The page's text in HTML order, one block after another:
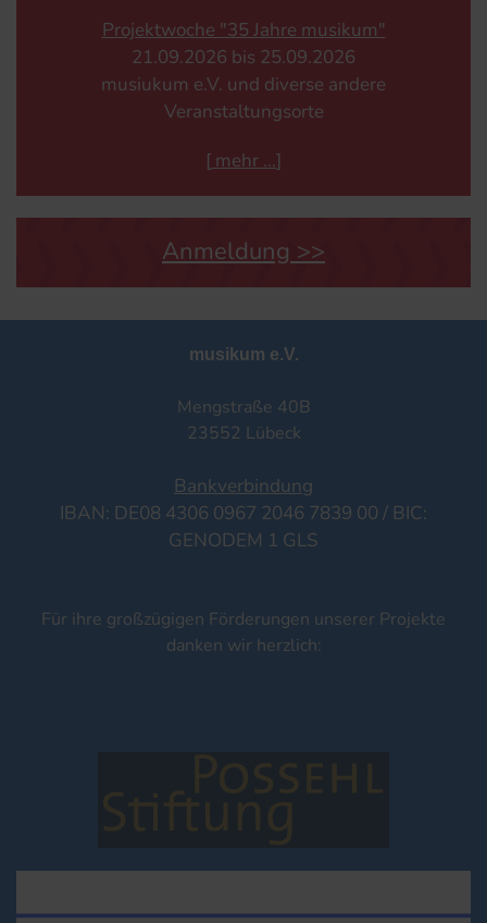
Projektwoche "35 Jahre musikum"
21.​09.​2026 bis 25.​09.​2026
musiukum e.V. und diverse andere
Veranstaltungsorte
[ mehr ]
Anmeldung >>
musikum e.V.
Mengstraße 40B
23552 Lübeck
Bankverbindung
IBAN: DE08 4306 0967 2046 7839 00 / BIC:
GENODEM 1 GLS
Für ihre großzügigen Förderungen unserer Projekte
danken wir herzlich: